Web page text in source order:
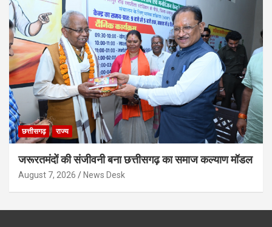
छत्तीसगढ़ राज्य
जरूरतमंदों की संजीवनी बना छत्तीसगढ़ का समाज कल्याण मॉडल
August 7, 2026 News Desk